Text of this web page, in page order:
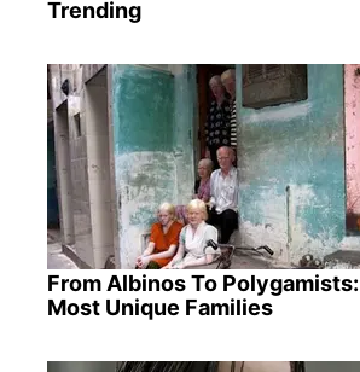
Trending
From Albinos To
Most Unique Families